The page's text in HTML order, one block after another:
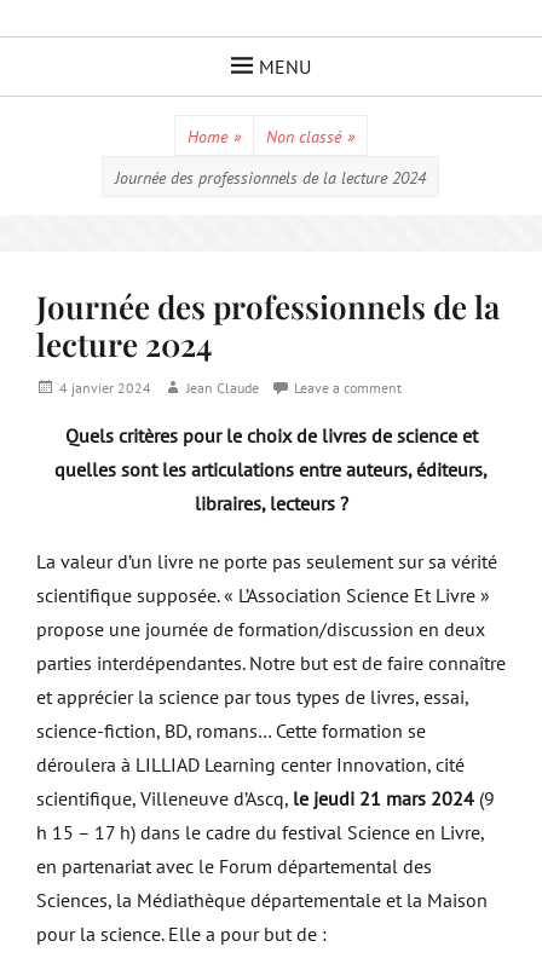
MENU
Home » Non classé »
Journée des professionnels de la lecture 2024
Journée des professionnels de la
lecture 2024
Posted4 janvier 2024 AuthorJean Claude Leave a comment
Quels critères pour le choix de livres de science et
quelles sont les articulations entre auteurs, éditeurs,
libraires, lecteurs ?
La valeur d’un livre ne porte pas seulement sur sa vérité
scientifique supposée. « L’Association Science Et Livre »
propose une journée de formation/discussion en deux
parties interdépendantes. Notre but est de faire connaître
et apprécier la science par tous types de livres, essai,
science-fiction, BD, romans… Cette formation se
déroulera à LILLIAD Learning center Innovation, cité
scientifique, Villeneuve d’Ascq, le jeudi 21 mars 2024 (9
h 15 – 17 h) dans le cadre du festival Science en Livre,
en partenariat avec le Forum départemental des
Sciences, la Médiathèque départementale et la Maison
pour la science. Elle a pour but de :